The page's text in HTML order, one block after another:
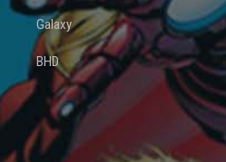
Galaxy
BHD